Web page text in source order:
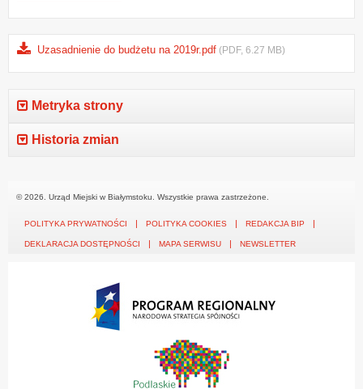
Uzasadnienie do budżetu na 2019r.pdf (PDF, 6.27 MB)
Metryka strony
Historia zmian
© 2026. Urząd Miejski w Białymstoku. Wszystkie prawa zastrzeżone.
POLITYKA PRYWATNOŚCI POLITYKA COOKIES REDAKCJA BIP
DEKLARACJA DOSTĘPNOŚCI MAPA SERWISU NEWSLETTER